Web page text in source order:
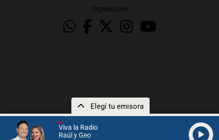
Viva la Radio
Raúl y Geo
Elegí tu emisora
Seguinos en